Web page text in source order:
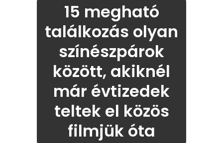
15 megható
találkozás olyan
színészpárok
között, akiknél
már évtizedek
teltek el közös
filmjük óta